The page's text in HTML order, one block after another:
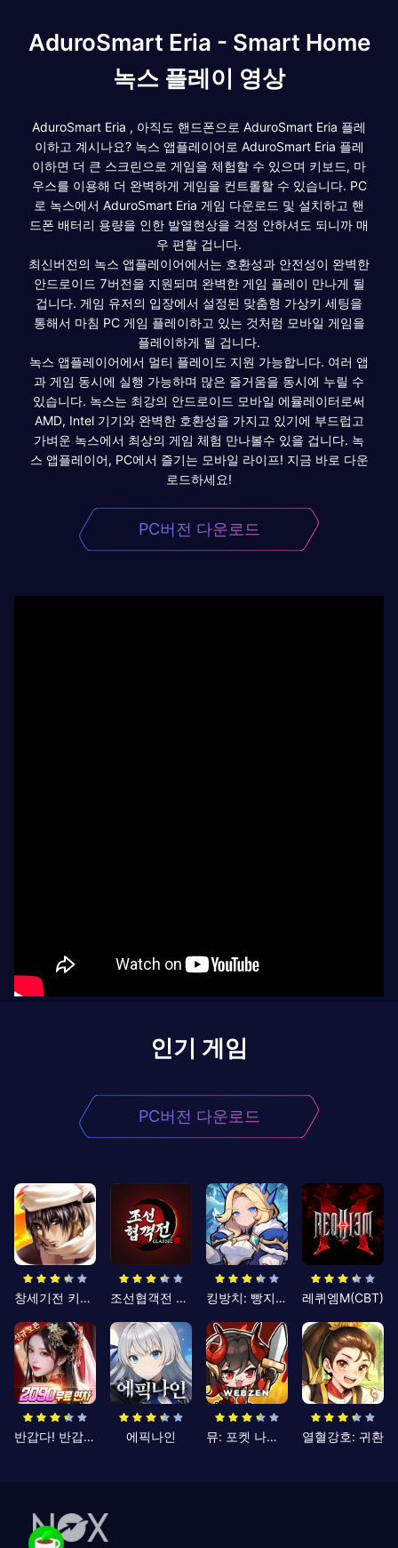
AduroSmart Eria - Smart Home
녹스 플레이 영상
AduroSmart Eria , 아직도 핸드폰으로 AduroSmart Eria 플레
이하고 계시나요? 녹스 앱플레이어로 AduroSmart Eria 플레
이하면 더 큰 스크린으로 게임을 체험할 수 있으며 키보드, 마
우스를 이용해 더 완벽하게 게임을 컨트롤할 수 있습니다. PC
로 녹스에서 AduroSmart Eria 게임 다운로드 및 설치하고 핸
드폰 배터리 용량을 인한 발열현상을 걱정 안하셔도 되니까 매
우 편할 겁니다.
최신버전의 녹스 앱플레이어에서는 호환성과 안전성이 완벽한
안드로이드 7버전을 지원되며 완벽한 게임 플레이 만나게 될
겁니다. 게임 유저의 입장에서 설정된 맞춤형 가상키 세팅을
통해서 마침 PC 게임 플레이하고 있는 것처럼 모바일 게임을
플레이하게 될 겁니다.
녹스 앱플레이어에서 멀티 플레이도 지원 가능합니다. 여러 앱
과 게임 동시에 실행 가능하며 많은 즐거움을 동시에 누릴 수
있습니다. 녹스는 최강의 안드로이드 모바일 에뮬레이터로써
AMD, Intel 기기와 완벽한 호환성을 가지고 있기에 부드럽고
가벼운 녹스에서 최상의 게임 체험 만나볼수 있을 겁니다. 녹
스 앱플레이어, PC에서 즐기는 모바일 라이프! 지금 바로 다운
로드하세요!
PC버전 다운로드
인기 게임
PC버전 다운로드
창세기전 키우기 조선협객전 클래식 킹방치: 빵지의 제왕 레퀴엠M(CBT)
반갑다! 반갑삼국지 에픽나인 뮤: 포켓 나이츠 열혈강호: 귀환